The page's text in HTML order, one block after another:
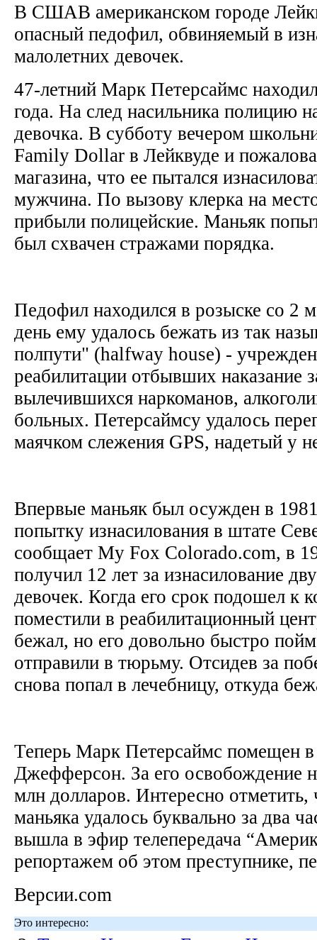
В СШАВ американском городе
опасный педофил, обвиняемый в
малолетних девочек.
47-летний Марк Петерсаймс
года. На след насильника полицию
девочка. В субботу вечером
Family Dollar в Лейквуде и
магазина, что ее пытался
мужчина. По вызову клерка на
прибыли полицейские. Маньяк
был схвачен стражами порядка.
Педофил находился в розыске со 2
день ему удалось бежать из так
полпути" (halfway house) -
реабилитации отбывших наказание
вылечившихся наркоманов,
больных. Петерсаймсу удалось
маячком слежения GPS, надетый у
Впервые маньяк был осужден в 1981
попытку изнасилования в штате
сообщает My Fox Colorado.com, в
получил 12 лет за изнасилование
девочек. Когда его срок подошел к
поместили в реабилитационный
бежал, но его довольно быстро
отправили в тюрьму. Отсидев за
снова попал в лечебницу, откуда
Теперь Марк Петерсаймс помещен
Джефферсон. За его освобождение
млн долларов. Интересно отметить,
маньяка удалось буквально за два
вышла в эфир телепередача
репортажем об этом преступнике,
Версии.com
Это интересно: